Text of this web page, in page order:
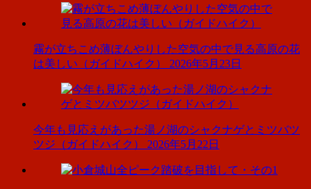
霧が立ちこめ薄ぼんやりした空気の中で見る高原の花
は美しい（ガイドハイク）
2026年5月23日
今年も見応えがあった湯ノ湖のシャクナゲとミツバツ
ツジ（ガイドハイク）
2026年5月22日